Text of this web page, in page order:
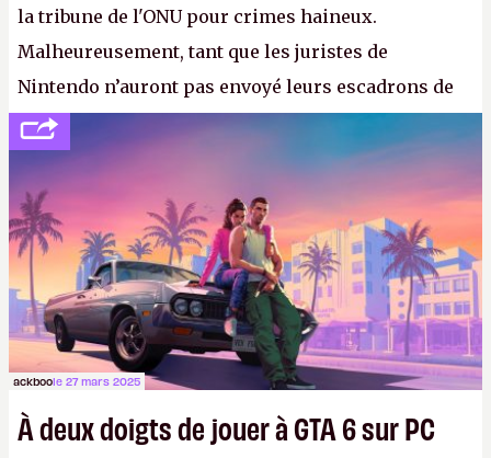
la tribune de l'ONU pour crimes haineux.
Malheureusement, tant que les juristes de
Nintendo n’auront pas envoyé leurs escadrons de
la mort judiciaires pour distribuer du copyright
strike à tour de bras, l'Oncle Sam continuera
d'étaler sa confiture intellectuelle sur vos
souvenirs d'enfance.P.
ackboole 27 mars 2025
À deux doigts de jouer à GTA 6 sur PC